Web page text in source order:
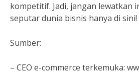
kompetitif. Jadi, jangan lewatkan
seputar dunia bisnis hanya di sini!
Sumber:
– CEO e-commerce terkemuka: